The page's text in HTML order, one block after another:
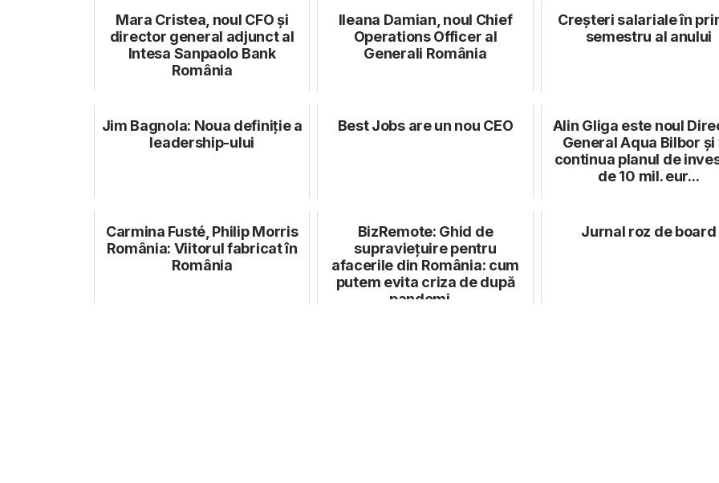
Mara Cristea, noul CFO și
director general adjunct al
Intesa Sanpaolo Bank
România
Ileana Damian, noul Chief
Operations Officer al
Generali România
Creșteri salariale în
semestru al anului
Jim Bagnola: Noua definiție a
leadership-ului
Best Jobs are un nou CEO
Alin Gliga este noul
General Aqua Bilbor și
continua planul de
de 10 mil. eur...
Carmina Fusté, Philip Morris
România: Viitorul fabricat în
România
BizRemote: Ghid de
supraviețuire pentru
afacerile din România: cum
putem evita criza de după
pandemi...
Jurnal roz de board